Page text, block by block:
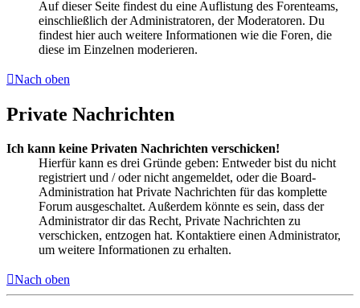
Auf dieser Seite findest du eine Auflistung des Forenteams,
einschließlich der Administratoren, der Moderatoren. Du
findest hier auch weitere Informationen wie die Foren, die
diese im Einzelnen moderieren.
Nach oben
Private Nachrichten
Ich kann keine Privaten Nachrichten verschicken!
Hierfür kann es drei Gründe geben: Entweder bist du nicht
registriert und / oder nicht angemeldet, oder die Board-
Administration hat Private Nachrichten für das komplette
Forum ausgeschaltet. Außerdem könnte es sein, dass der
Administrator dir das Recht, Private Nachrichten zu
verschicken, entzogen hat. Kontaktiere einen Administrator,
um weitere Informationen zu erhalten.
Nach oben